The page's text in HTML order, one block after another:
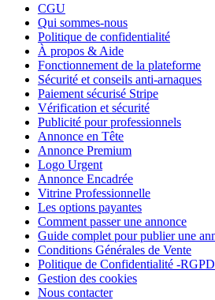
CGU
Qui sommes-nous
Politique de confidentialité
À propos & Aide
Fonctionnement de la plateforme
Sécurité et conseils anti-arnaques
Paiement sécurisé Stripe
Vérification et sécurité
Publicité pour professionnels
Annonce en Tête
Annonce Premium
Logo Urgent
Annonce Encadrée
Vitrine Professionnelle
Les options payantes
Comment passer une annonce
Guide complet pour publier une
Conditions Générales de Vente
Politique de Confidentialité -RGPD
Gestion des cookies
Nous contacter